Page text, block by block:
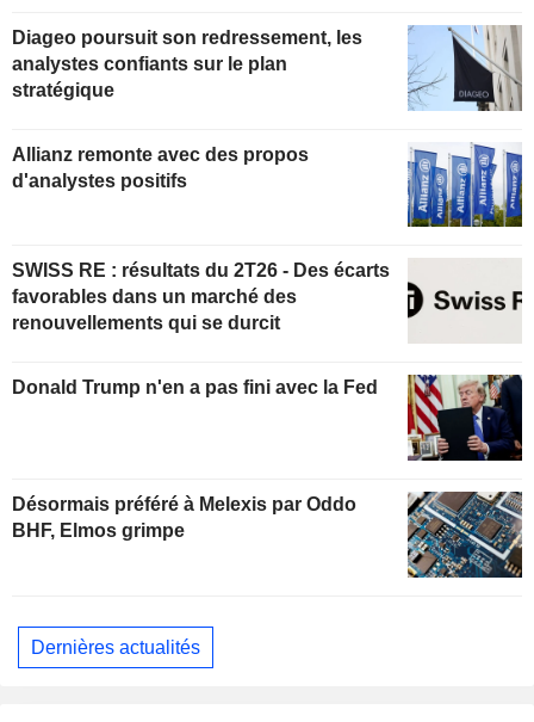
Diageo poursuit son redressement, les
analystes confiants sur le plan
stratégique
Allianz remonte avec des propos
d'analystes positifs
SWISS RE : résultats du 2T26 - Des écarts
favorables dans un marché des
renouvellements qui se durcit
Donald Trump n'en a pas fini avec la Fed
Désormais préféré à Melexis par Oddo
BHF, Elmos grimpe
Dernières actualités